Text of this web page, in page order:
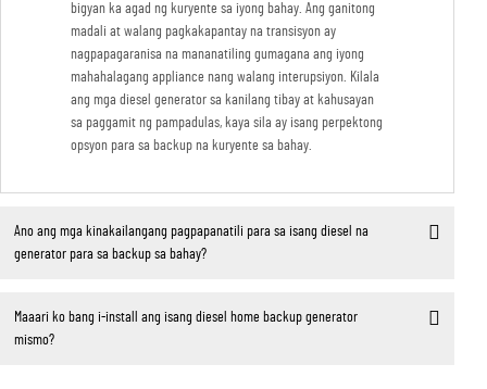
bigyan ka agad ng kuryente sa iyong bahay. Ang ganitong
madali at walang pagkakapantay na transisyon ay
nagpapagaranisa na mananatiling gumagana ang iyong
mahahalagang appliance nang walang interupsiyon. Kilala
ang mga diesel generator sa kanilang tibay at kahusayan
sa paggamit ng pampadulas, kaya sila ay isang perpektong
opsyon para sa backup na kuryente sa bahay.
Ano ang mga kinakailangang pagpapanatili para sa isang diesel na
generator para sa backup sa bahay?
Maaari ko bang i-install ang isang diesel home backup generator
mismo?